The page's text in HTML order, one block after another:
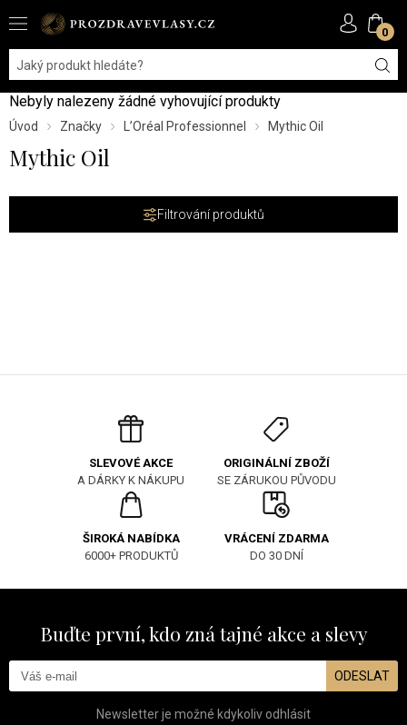
0
Úvod Značky L’Oréal Professionnel Mythic Oil
Mythic Oil
Filtrování produktů
Nebyly nalezeny žádné vyhovující produkty
SLEVOVÉ AKCE
A DÁRKY K NÁKUPU
ORIGINÁLNÍ ZBOŽÍ
SE ZÁRUKOU PŮVODU
ŠIROKÁ NABÍDKA
6000+ PRODUKTŮ
VRÁCENÍ ZDARMA
DO 30 DNÍ
Buďte první, kdo zná tajné akce a slevy
ODESLAT
Newsletter je možné kdykoliv odhlásit